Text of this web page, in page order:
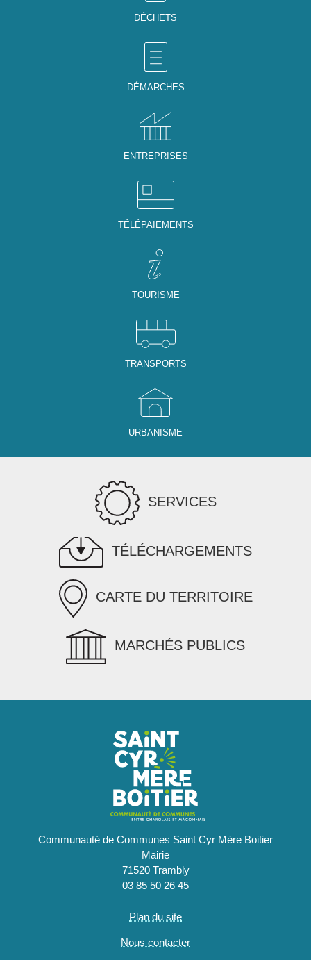
DÉCHETS
DÉMARCHES
ENTREPRISES
TÉLÉPAIEMENTS
TOURISME
TRANSPORTS
URBANISME
SERVICES
TÉLÉCHARGEMENTS
CARTE DU TERRITOIRE
MARCHÉS PUBLICS
Communauté de Communes Saint Cyr Mère Boitier
Mairie
71520 Trambly
03 85 50 26 45
Plan du site
Nous contacter